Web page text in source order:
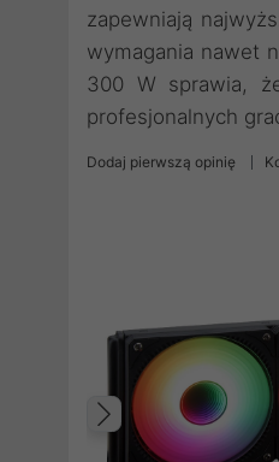
zapewniają
wymagania nawet
300 W sprawia,
profesjonalnych
Dodaj pierwszą opinię
Poprzedni